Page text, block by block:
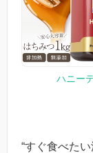
ハニー
“すぐ食べた